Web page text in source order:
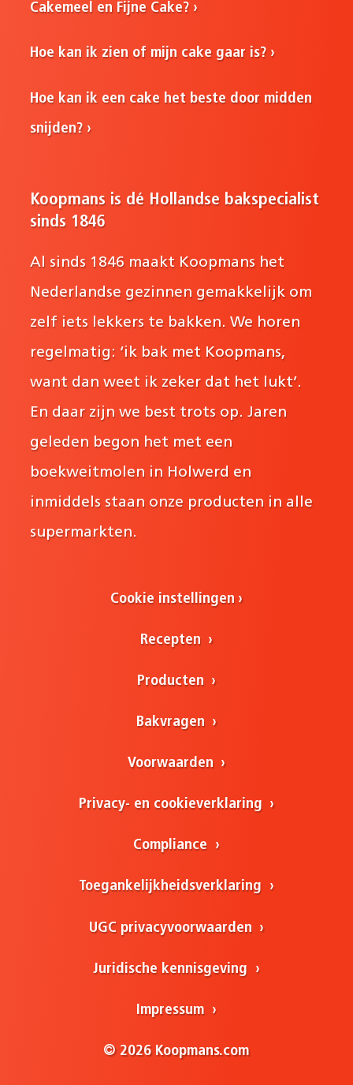
Cakemeel en Fijne Cake?
Hoe kan ik zien of mijn cake gaar is?
Hoe kan ik een cake het beste door midden
snijden?
Koopmans is dé Hollandse bakspecialist
sinds 1846
Al sinds 1846 maakt Koopmans het
Nederlandse gezinnen gemakkelijk om
zelf iets lekkers te bakken. We horen
regelmatig: ‘ik bak met Koopmans,
want dan weet ik zeker dat het lukt’.
En daar zijn we best trots op. Jaren
geleden begon het met een
boekweitmolen in Holwerd en
inmiddels staan onze producten in alle
supermarkten.
Cookie instellingen
Recepten
Producten
Bakvragen
Voorwaarden
Privacy- en cookieverklaring
Compliance
Toegankelijkheidsverklaring
UGC privacyvoorwaarden
Juridische kennisgeving
Impressum
© 2026 Koopmans.com